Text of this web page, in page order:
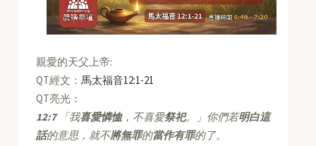
親愛的天父上帝:
QT經文：馬太福音12:1-21
QT亮光：
12:7「我喜愛憐恤，不喜愛祭祀。」你們若明白這
話的意思，就不將無罪的當作有罪的了。